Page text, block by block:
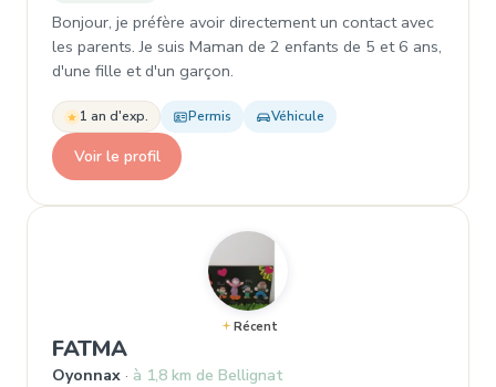
Bonjour, je préfère avoir directement un contact avec
les parents. Je suis Maman de 2 enfants de 5 et 6 ans,
d'une fille et d'un garçon.
1 an d'exp. Permis Véhicule
Voir le profil
Récent
FATMA, Assistante maternelle à
Oyonnax à 1,8 km de Bellignat